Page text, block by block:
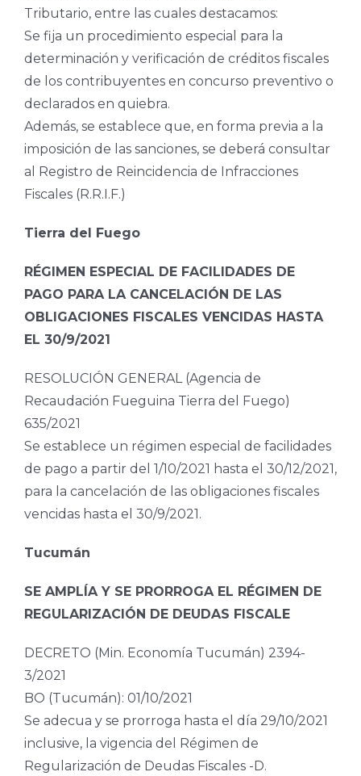
Tributario, entre las cuales destacamos:
Se fija un procedimiento especial para la
determinación y verificación de créditos fiscales
de los contribuyentes en concurso preventivo o
declarados en quiebra.
Además, se establece que, en forma previa a la
imposición de las sanciones, se deberá consultar
al Registro de Reincidencia de Infracciones
Fiscales (R.R.I.F.)
Tierra del Fuego
RÉGIMEN ESPECIAL DE FACILIDADES DE
PAGO PARA LA CANCELACIÓN DE LAS
OBLIGACIONES FISCALES VENCIDAS HASTA
EL 30/9/2021
RESOLUCIÓN GENERAL (Agencia de
Recaudación Fueguina Tierra del Fuego)
635/2021
Se establece un régimen especial de facilidades
de pago a partir del 1/10/2021 hasta el 30/12/2021,
para la cancelación de las obligaciones fiscales
vencidas hasta el 30/9/2021.
Tucumán
SE AMPLÍA Y SE PRORROGA EL RÉGIMEN DE
REGULARIZACIÓN DE DEUDAS FISCALE
DECRETO (Min. Economía Tucumán) 2394-
3/2021
BO (Tucumán): 01/10/2021
Se adecua y se prorroga hasta el día 29/10/2021
inclusive, la vigencia del Régimen de
Regularización de Deudas Fiscales -D.